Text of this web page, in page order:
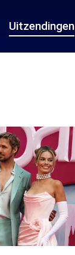
Uitzendingen